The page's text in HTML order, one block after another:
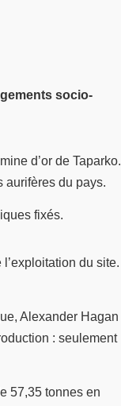
socio-
d’or de Taparko.
aurifères du pays.
fixés.
du site.
Alexander Hagan
: seulement
57,35 tonnes en